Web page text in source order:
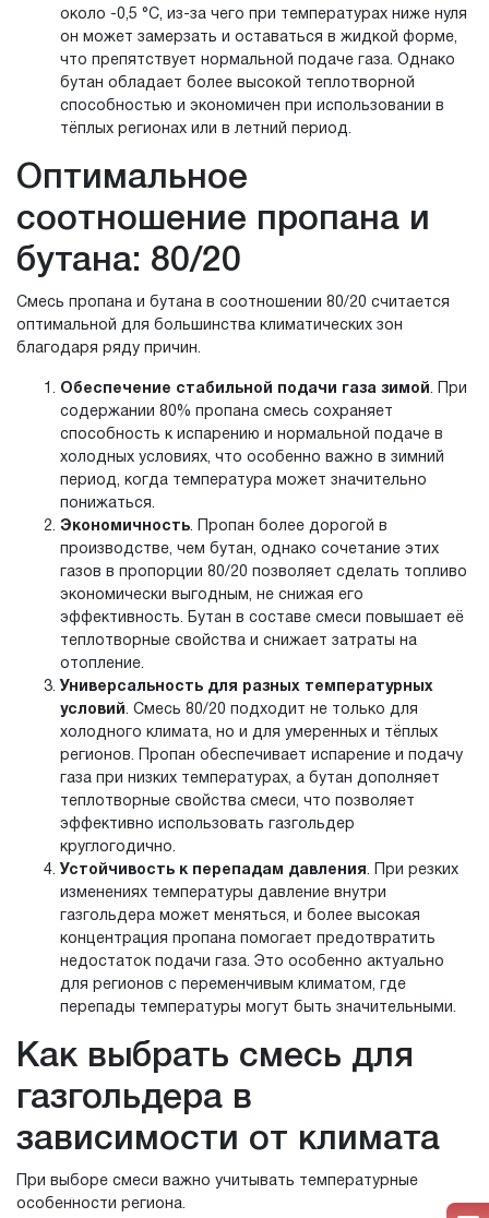
около -0,5 °C, из-за чего при температурах ниже нуля
он может замерзать и оставаться в жидкой форме,
что препятствует нормальной подаче газа. Однако
бутан обладает более высокой теплотворной
способностью и экономичен при использовании в
тёплых регионах или в летний период.
Оптимальное
соотношение пропана и
бутана: 80/20
Смесь пропана и бутана в соотношении 80/20 считается
оптимальной для большинства климатических зон
благодаря ряду причин.
Обеспечение стабильной подачи газа зимой. При
содержании 80% пропана смесь сохраняет
способность к испарению и нормальной подаче в
холодных условиях, что особенно важно в зимний
период, когда температура может значительно
понижаться.
Экономичность. Пропан более дорогой в
производстве, чем бутан, однако сочетание этих
газов в пропорции 80/20 позволяет сделать топливо
экономически выгодным, не снижая его
эффективность. Бутан в составе смеси повышает её
теплотворные свойства и снижает затраты на
отопление.
Универсальность для разных температурных
условий. Смесь 80/20 подходит не только для
холодного климата, но и для умеренных и тёплых
регионов. Пропан обеспечивает испарение и подачу
газа при низких температурах, а бутан дополняет
теплотворные свойства смеси, что позволяет
эффективно использовать газгольдер
круглогодично.
Устойчивость к перепадам давления. При резких
изменениях температуры давление внутри
газгольдера может меняться, и более высокая
концентрация пропана помогает предотвратить
недостаток подачи газа. Это особенно актуально
для регионов с переменчивым климатом, где
перепады температуры могут быть значительными.
Как выбрать смесь для
газгольдера в
зависимости от климата
При выборе смеси важно учитывать температурные
особенности региона.